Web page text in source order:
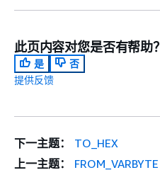
此页内容对您是否有帮助？
是
否
提供反馈
下一主题：
TO_HEX
上一主题：
FROM_VARBYTE